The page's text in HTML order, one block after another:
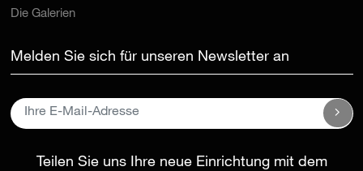
Die Galerien
Melden Sie sich für unseren Newsletter an
Teilen Sie uns Ihre neue Einrichtung mit dem